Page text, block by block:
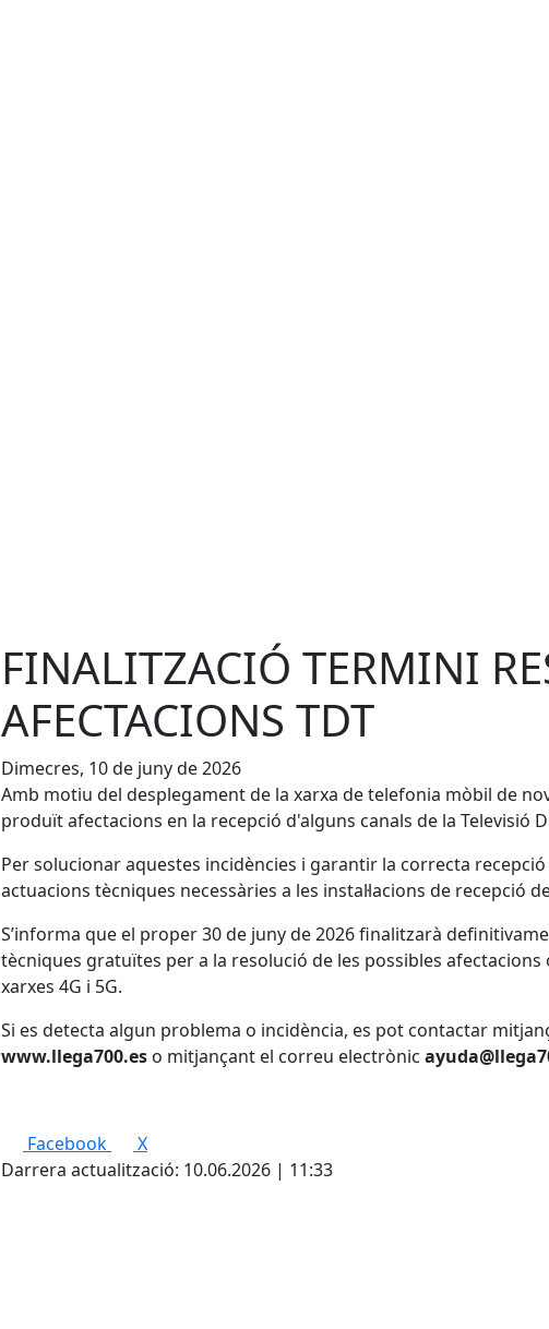
FINALITZACIÓ TERMINI
AFECTACIONS TDT
Dimecres, 10 de juny de 2026
Amb motiu del desplegament de la xarxa de telefonia mòbil de
produït afectacions en la recepció d'alguns canals de la Televisió
Per solucionar aquestes incidències i garantir la correcta
actuacions tècniques necessàries a les instal·lacions de recepció
S’informa que el proper 30 de juny de 2026 finalitzarà
tècniques gratuïtes per a la resolució de les possibles
xarxes 4G i 5G.
Si es detecta algun problema o incidència, es pot contactar
www.llega700.es o mitjançant el correu electrònic
Facebook
X
Darrera actualització: 10.06.2026 | 11:33